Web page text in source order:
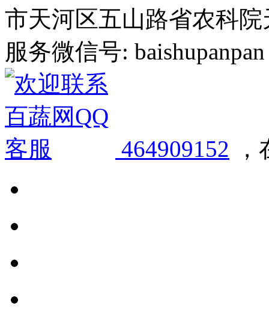
市天河区五山路省农科院
服务微信号:
464909152